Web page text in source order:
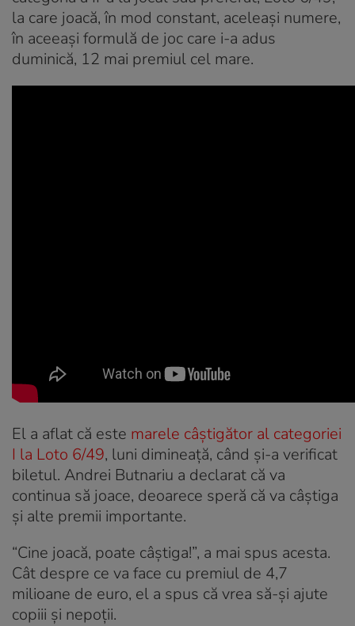
la care joacă, în mod constant, aceleaşi numere,
în aceeaşi formulă de joc care i-a adus
duminică, 12 mai premiul cel mare.
El a aflat că este marele câștigător al categoriei
I la Loto 6/49, luni dimineață, când și-a verificat
biletul. Andrei Butnariu a declarat că va
continua să joace, deoarece speră că va câștiga
și alte premii importante.
“Cine joacă, poate câștiga!”, a mai spus acesta.
Cât despre ce va face cu premiul de 4,7
milioane de euro, el a spus că vrea să-și ajute
copiii și nepoții.